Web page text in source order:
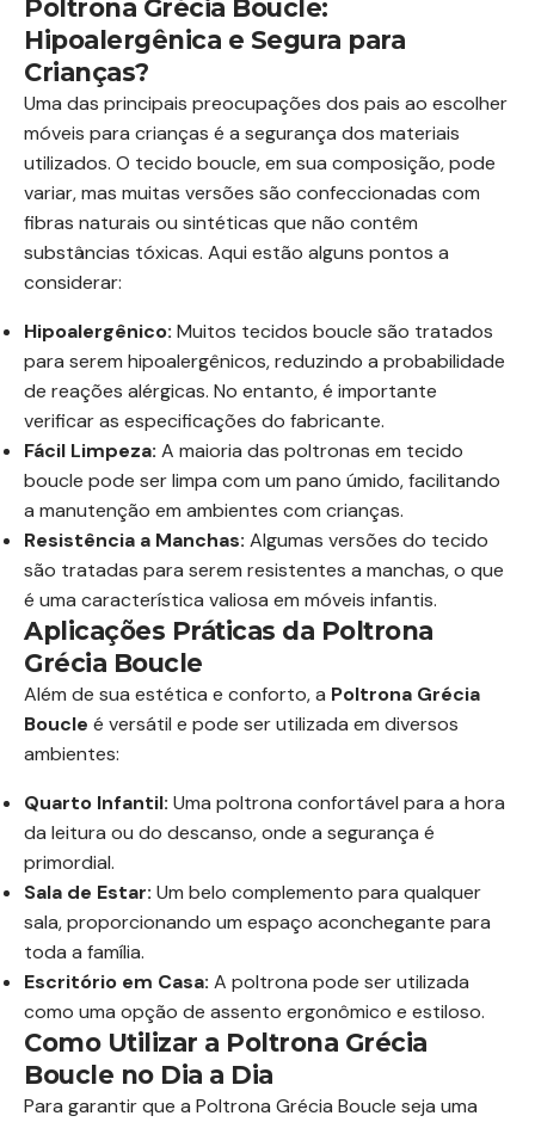
Poltrona Grécia Boucle:
Hipoalergênica e Segura para
Crianças?
Uma das principais preocupações dos pais ao escolher
móveis para crianças é a segurança dos materiais
utilizados. O tecido boucle, em sua composição, pode
variar, mas muitas versões são confeccionadas com
fibras naturais ou sintéticas que não contêm
substâncias tóxicas. Aqui estão alguns pontos a
considerar:
Hipoalergênico: Muitos tecidos boucle são tratados
para serem hipoalergênicos, reduzindo a probabilidade
de reações alérgicas. No entanto, é importante
verificar as especificações do fabricante.
Fácil Limpeza: A maioria das poltronas em tecido
boucle pode ser limpa com um pano úmido, facilitando
a manutenção em ambientes com crianças.
Resistência a Manchas: Algumas versões do tecido
são tratadas para serem resistentes a manchas, o que
é uma característica valiosa em móveis infantis.
Aplicações Práticas da Poltrona
Grécia Boucle
Além de sua estética e conforto, a Poltrona Grécia
Boucle é versátil e pode ser utilizada em diversos
ambientes:
Quarto Infantil: Uma poltrona confortável para a hora
da leitura ou do descanso, onde a segurança é
primordial.
Sala de Estar: Um belo complemento para qualquer
sala, proporcionando um espaço aconchegante para
toda a família.
Escritório em Casa: A poltrona pode ser utilizada
como uma opção de assento ergonômico e estiloso.
Como Utilizar a Poltrona Grécia
Boucle no Dia a Dia
Para garantir que a Poltrona Grécia Boucle seja uma